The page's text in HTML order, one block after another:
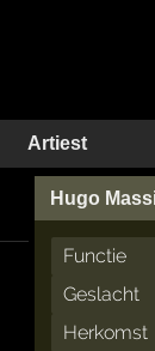
Artiest
Hugo
Functie
Geslacht
Herkomst